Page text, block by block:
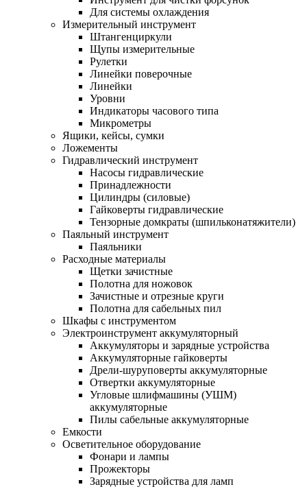
Для системы охлаждения
Измерительный инструмент
Штангенциркули
Щупы измерительные
Рулетки
Линейки поверочные
Линейки
Уровни
Индикаторы часового типа
Микрометры
Ящики, кейсы, сумки
Ложементы
Гидравлический инструмент
Насосы гидравлические
Принадлежности
Цилиндры (силовые)
Гайковерты гидравлические
Тензорные домкраты (шпильконатяжители)
Паяльный инструмент
Паяльники
Расходные материалы
Щетки зачистные
Полотна для ножовок
Зачистные и отрезные круги
Полотна для сабельных пил
Шкафы с инструментом
Электроинструмент аккумуляторный
Аккумуляторы и зарядные устройства
Аккумуляторные гайковерты
Дрели-шуруповерты аккумуляторные
Отвертки аккумуляторные
Угловые шлифмашины (УШМ)
аккумуляторные
Пилы сабельные аккумуляторные
Емкости
Осветительное оборудование
Фонари и лампы
Прожекторы
Зарядные устройства для ламп